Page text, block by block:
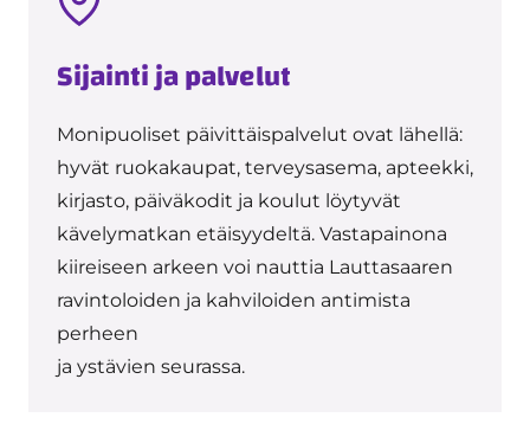
Sijainti ja palvelut
Monipuoliset päivittäispalvelut ovat lähellä:
hyvät ruokakaupat, terveysasema, apteekki,
kirjasto, päiväkodit ja koulut löytyvät
kävelymatkan etäisyydeltä. Vastapainona
kiireiseen arkeen voi nauttia Lauttasaaren
ravintoloiden ja kahviloiden antimista
perheen
ja ystävien seurassa.